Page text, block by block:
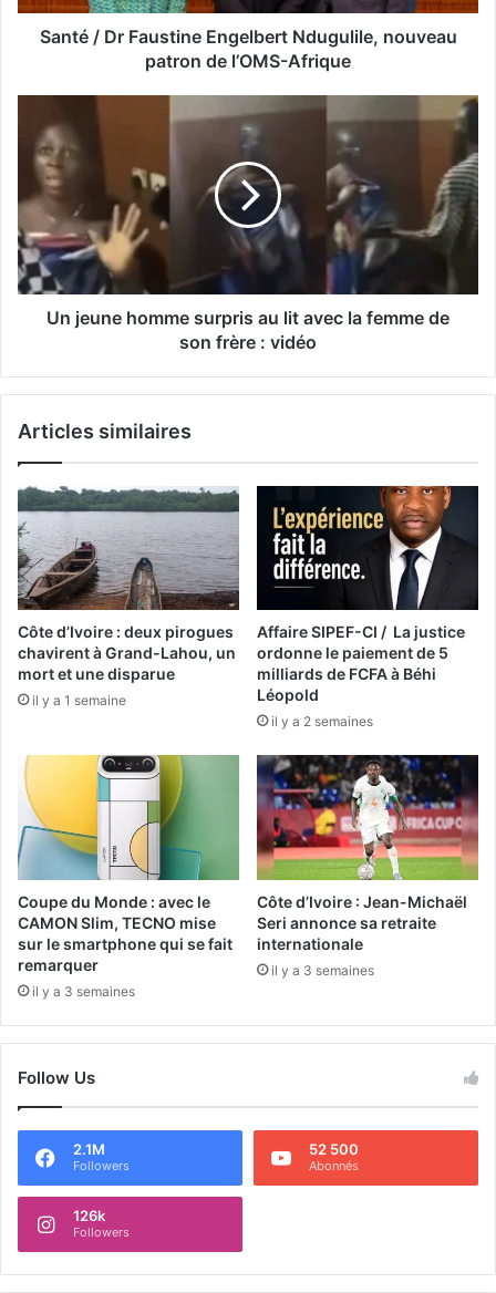
Santé / Dr Faustine Engelbert Ndugulile, nouveau
patron de l’OMS-Afrique
Un jeune homme surpris au lit avec la femme de
son frère : vidéo
Articles similaires
Côte d’Ivoire : deux pirogues
chavirent à Grand-Lahou, un
mort et une disparue
il y a 1 semaine
Affaire SIPEF-CI / La justice
ordonne le paiement de 5
milliards de FCFA à Béhi
Léopold
il y a 2 semaines
Coupe du Monde : avec le
CAMON Slim, TECNO mise
sur le smartphone qui se fait
remarquer
il y a 3 semaines
Côte d’Ivoire : Jean-Michaël
Seri annonce sa retraite
internationale
il y a 3 semaines
Follow Us
2.1M
Followers
52 500
Abonnés
126k
Followers